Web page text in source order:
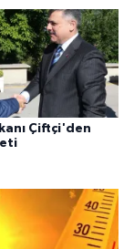
Çiftçi'den